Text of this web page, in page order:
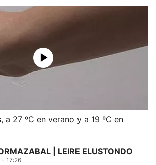
a 27 ºC en verano y a 19 ºC en
| LEIRE ELUSTONDO
17:26